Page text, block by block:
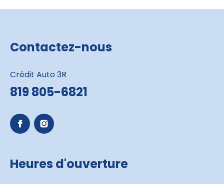
Contactez-nous
Crédit Auto 3R
819 805-6821
Heures d'ouverture